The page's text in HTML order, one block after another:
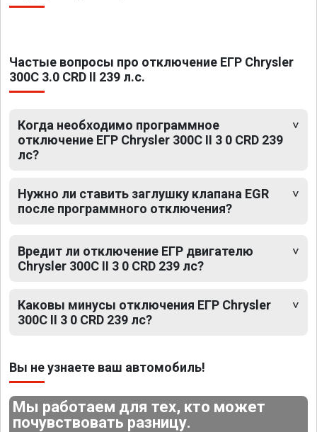
Частые вопросы про отключение ЕГР Chrysler
300C 3.0 CRD II 239 л.с.
Когда необходимо программное
отключение ЕГР Chrysler 300C II 3 0 CRD 239
лс?
Нужно ли ставить заглушку клапана EGR
после программного отключения?
Вредит ли отключение ЕГР двигателю
Chrysler 300C II 3 0 CRD 239 лс?
Каковы минусы отключения ЕГР Chrysler
300C II 3 0 CRD 239 лс?
Вы не узнаете ваш автомобиль!
Мы работаем для тех, кто может
почувствовать разницу.